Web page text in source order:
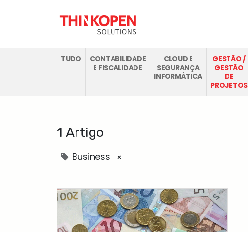
TUDO
CONTABILIDADE
E FISCALIDADE
CLOUD E
SEGURANÇA
INFORMÁTICA
GESTÃO /
GESTÃO
DE
PROJETOS
1 Artigo
Business ×